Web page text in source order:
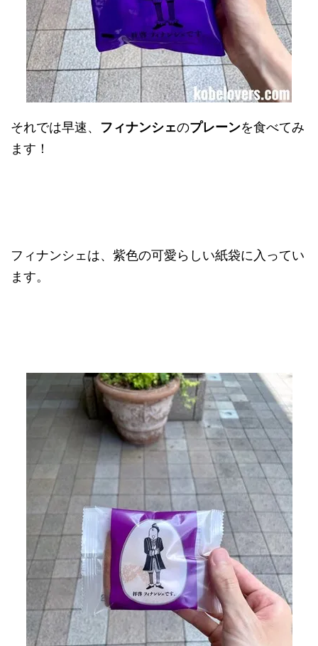
それでは早速、 フィナンシェのプレーンを食べてみ
ます！
フィナンシェは、紫色の可愛らしい紙袋に入ってい
ます。